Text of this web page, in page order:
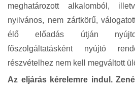
meghatározott alkalomból,
nyilvános, nem zártkörű,
élő előadás útján nyújtott
főszolgáltatásként nyújtó
részvételhez nem kell megváltott
Az eljárás kérelemre indul.